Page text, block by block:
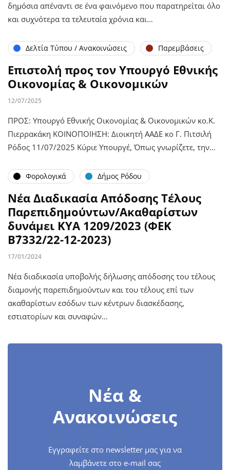
δημόσια απέναντι σε ένα φαινόμενο που παρατηρείται όλο
και συχνότερα τα τελευταία χρόνια και…
Δελτία Τύπου / Ανακοινώσεις Παρεμβάσεις
Επιστολή προς τον Υπουργό Εθνικής
Οικονομίας & Οικονομικών
12/07/2025
ΠΡΟΣ: Υπουργό Εθνικής Οικονομίας & Οικονομικών κο.Κ.
Πιερρακάκη ΚΟΙΝΟΠΟΙΗΣΗ: Διοικητή ΑΑΔΕ κο Γ. Πιτσιλή
Ρόδος 11/07/2025 Κύριε Υπουργέ, Όπως γνωρίζετε, την…
Φορολογικά Δήμος Ρόδου
Νέα Διαδικασία Απόδοσης Τέλους
Παρεπιδημούντων/Ακαθαρίστων
δυνάμει ΚΥΑ 1209/2023 (ΦΕΚ
Β΄7332/22-12-2023)
17/01/2024
Νέα διαδικασία υποβολής δήλωσης απόδοσης του τέλους
διαμονής παρεπιδημούντων και του τέλους επί των
ακαθαρίστων εσόδων των κέντρων διασκέδασης,
εστιατορίων και συναφών…
Νέα &
Ανακοινώσεις
Εγγραφείτε στο newsletter μας για να
λαμβάνετε στο e-mail σας